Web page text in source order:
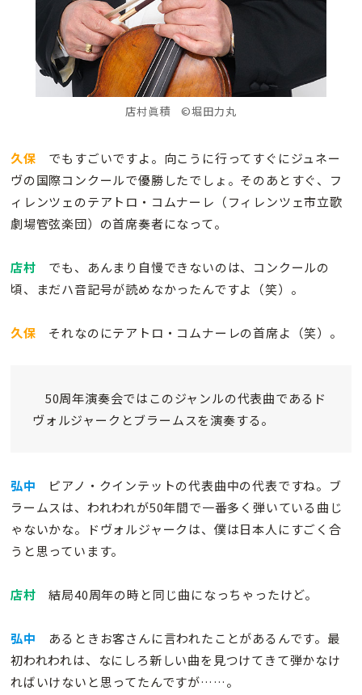
店村眞積 ©堀田力丸
久保 でもすごいですよ。向こうに行ってすぐにジュネー
ヴの国際コンクールで優勝したでしょ。そのあとすぐ、フ
ィレンツェのテアトロ・コムナーレ（フィレンツェ市立歌
劇場管弦楽団）の首席奏者になって。
店村 でも、あんまり自慢できないのは、コンクールの
頃、まだハ音記号が読めなかったんですよ（笑）。
久保 それなのにテアトロ・コムナーレの首席よ（笑）。
50周年演奏会ではこのジャンルの代表曲であるド
ヴォルジャークとブラームスを演奏する。
弘中 ピアノ・クインテットの代表曲中の代表ですね。ブ
ラームスは、われわれが50年間で一番多く弾いている曲じ
ゃないかな。ドヴォルジャークは、僕は日本人にすごく合
うと思っています。
店村 結局40周年の時と同じ曲になっちゃったけど。
弘中 あるときお客さんに言われたことがあるんです。最
初われわれは、なにしろ新しい曲を見つけてきて弾かなけ
ればいけないと思ってたんですが……。